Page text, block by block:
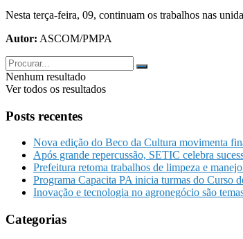
Nesta terça-feira, 09, continuam os trabalhos nas
Autor: ASCOM/PMPA
Nenhum resultado
Ver todos os resultados
Posts recentes
Nova edição do Beco da Cultura movimenta
Após grande repercussão, SETIC celebra
Prefeitura retoma trabalhos de limpeza e
Programa Capacita PA inicia turmas do Curso
Inovação e tecnologia no agronegócio são
Categorias